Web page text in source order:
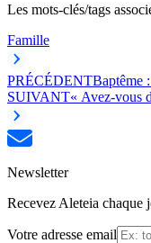
Les mots-clés/tags
Famille
PRÉCÉDENTBaptême
SUIVANT« Avez-vous
Newsletter
Recevez Aleteia chaque
Votre adresse email